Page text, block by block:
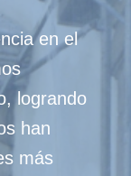
en el
logrando
han
más